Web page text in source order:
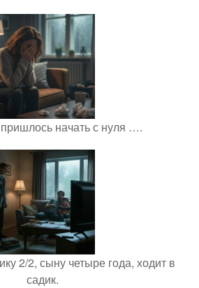
начать с нуля ….
2/2, сыну четыре года, ходит в
садик.